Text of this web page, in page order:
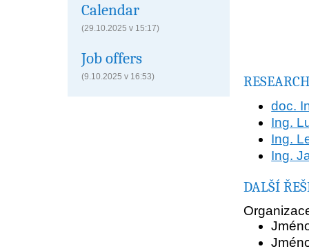
Calendar
(29.10.2025 v 15:17)
Job offers
(9.10.2025 v 16:53)
doc.
Ing.
Ing.
Ing.
DALŠÍ